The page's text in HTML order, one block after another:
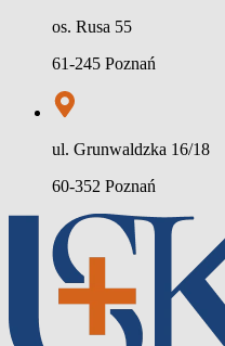
os. Rusa 55
61-245 Poznań
ul. Grunwaldzka 16/18
60-352 Poznań